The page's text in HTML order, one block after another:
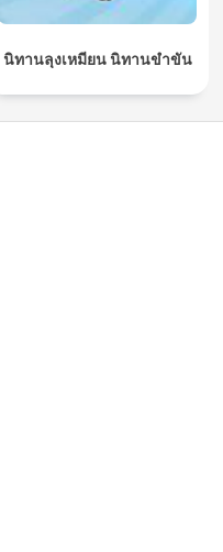
นิทานลุงเหมียน นิทานขำขัน